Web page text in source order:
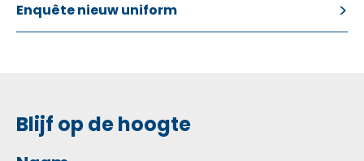
Enquête nieuw uniform
Blijf op de hoogte